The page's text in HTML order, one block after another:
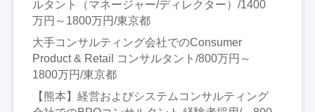
ルタント（マネージャー/ディレクター）/1400
万円～1800万円/東京都
大手コンサルティング会社でのConsumer
Product & Retail コンサルタント/800万円～
1800万円/東京都
【熊本】経営およびシステムコンサルティング